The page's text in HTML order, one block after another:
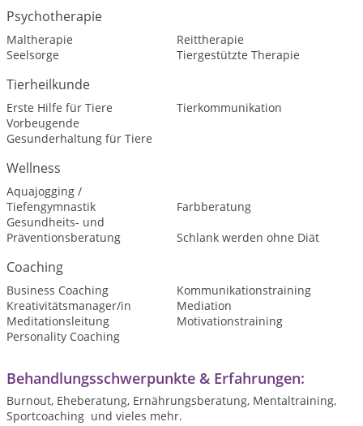
Psychotherapie
Maltherapie
Reittherapie
Seelsorge
Tiergestützte Therapie
Tierheilkunde
Erste Hilfe für Tiere
Tierkommunikation
Vorbeugende
Gesunderhaltung für Tiere
Wellness
Aquajogging /
Tiefengymnastik
Farbberatung
Gesundheits- und
Präventionsberatung
Schlank werden ohne Diät
Coaching
Business Coaching
Kommunikationstraining
Kreativitätsmanager/in
Mediation
Meditationsleitung
Motivationstraining
Personality Coaching
Behandlungsschwerpunkte & Erfahrungen:
Burnout, Eheberatung, Ernährungsberatung, Mentaltraining,
Sportcoaching und vieles mehr.